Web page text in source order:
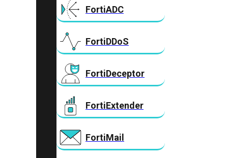
FortiADC
FortiDDoS
FortiDeceptor
FortiExtender
FortiMail